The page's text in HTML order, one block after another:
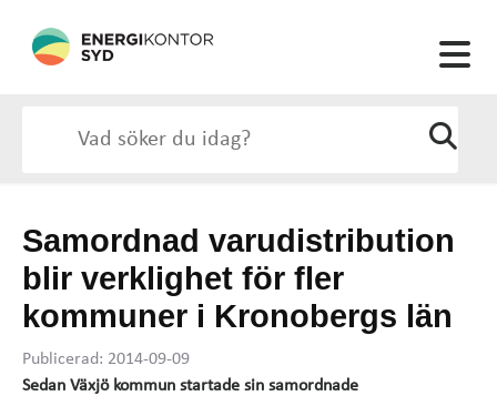
Samordnad varudistribution
blir verklighet för fler
kommuner i Kronobergs län
Publicerad: 2014-09-09
Sedan Växjö kommun startade sin samordnade